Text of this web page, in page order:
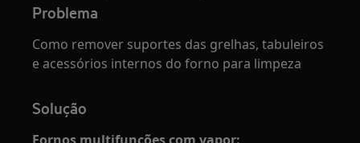
Problema
Como remover suportes das grelhas, tabuleiros
e acessórios internos do forno para limpeza
Solução